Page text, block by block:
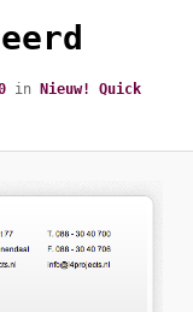
inNieuw! Quick